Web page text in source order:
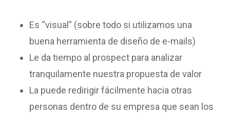
Es “visual” (sobre todo si utilizamos una
buena herramienta de diseño de e-mails)
Le da tiempo al prospect para analizar
tranquilamente nuestra propuesta de valor
La puede redirigir fácilmente hacia otras
personas dentro de su empresa que sean los